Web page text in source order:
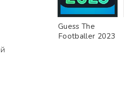
Guess The
Footballer 2023